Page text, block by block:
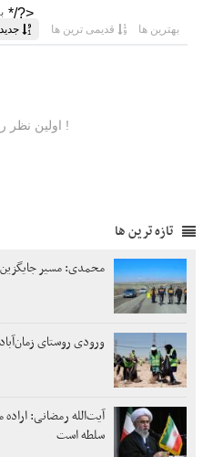
تازه ترین ها
محمدی: مسیر
ورودی روستای
آیت‌الله رمضانی:
سلطه است